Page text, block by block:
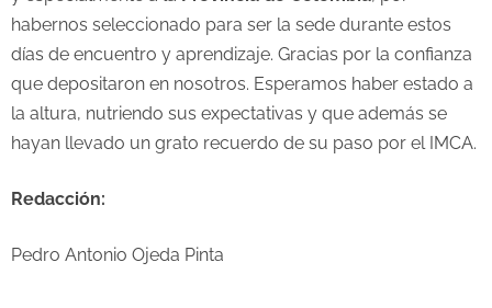
habernos seleccionado para ser la sede durante estos
días de encuentro y aprendizaje. Gracias por la confianza
que depositaron en nosotros. Esperamos haber estado a
la altura, nutriendo sus expectativas y que además se
hayan llevado un grato recuerdo de su paso por el IMCA.
Redacción:
Pedro Antonio Ojeda Pinta